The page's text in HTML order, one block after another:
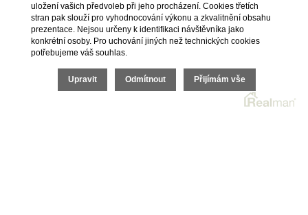
1,2 >>
2026 © Bc. Michaela Pelešková, všechna práva vyhrazena |
Ochrana oznamovatelů
Cookies
Realitní SWRealman
uložení vašich předvoleb při jeho procházení. Cookies třetích
stran pak slouží pro vyhodnocování výkonu a zkvalitnění obsahu
prezentace. Nejsou určeny k identifikaci návštěvníka jako
konkrétní osoby. Pro uchování jiných než technických cookies
potřebujeme váš souhlas.
Upravit Odmítnout Přijímám vše